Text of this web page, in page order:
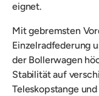
eignet.
Mit gebremsten
Einzelradfederung
der Bollerwagen
Stabilität auf
Teleskopstange